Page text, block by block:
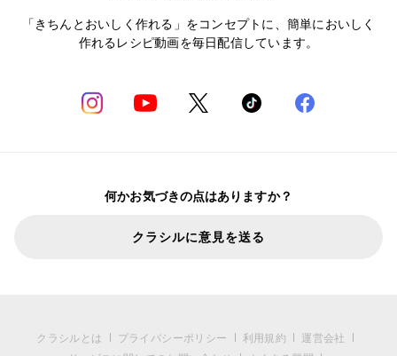
「きちんとおいしく作れる」をコンセプトに、簡単においしく
作れるレシピ動画を毎日配信しています。
何かお気づきの点はありますか？
クラシルに意見を送る
クラシルとは プライバシーポリシー 利用規約
運営会社